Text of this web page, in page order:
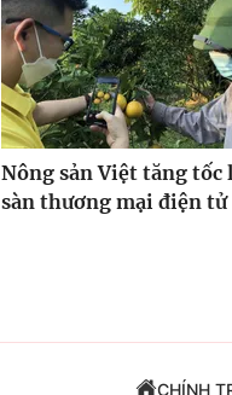
Nông sản Việt tăng tốc
sàn thương mại điện tử
CHÍNH